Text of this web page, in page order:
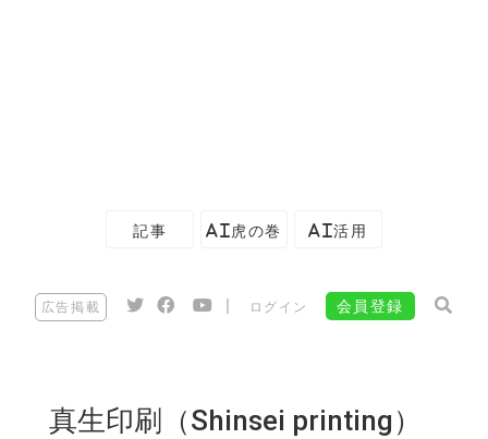
記事 AI虎の巻 AI活用
広告掲載 ログイン 会員登録
真生印刷（Shinsei printing）